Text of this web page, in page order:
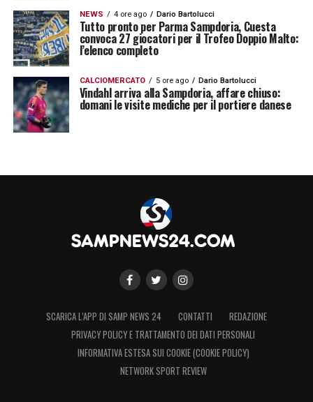
NEWS 4 ore ago Dario Bartolucci
Tutto pronto per Parma Sampdoria, Cuesta
convoca 27 giocatori per il Trofeo Doppio Malto:
l’elenco completo
CALCIOMERCATO 5 ore ago Dario Bartolucci
Vindahl arriva alla Sampdoria, affare chiuso:
domani le visite mediche per il portiere danese
SCARICA L’APP DI SAMP NEWS 24 CONTATTI
REDAZIONE
PRIVACY POLICY E TRATTAMENTO DEI DATI PERSONALI
INFORMATIVA ESTESA SUI COOKIE (COOKIE POLICY)
NETWORK SPORT REVIEW